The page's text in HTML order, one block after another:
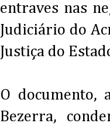
entraves nas
Judiciário do
Justiça do
O documento,
Bezerra,